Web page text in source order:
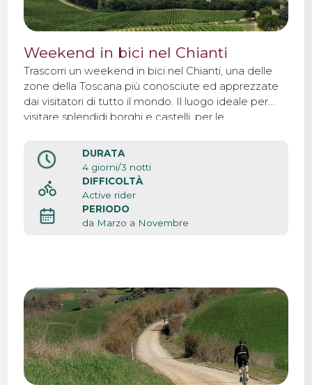
Weekend in bici nel Chianti
Trascorri un weekend in bici nel Chianti, una delle
zone della Toscana più conosciute ed apprezzate
dai visitatori di tutto il mondo. Il luogo ideale per
visitare splendidi borghi e castelli, per le
relax immersi tra boschi e vigneti.
DURATA
4 giorni/3 notti
DIFFICOLTÀ
Active rider
PERIODO
da Marzo a Novembre